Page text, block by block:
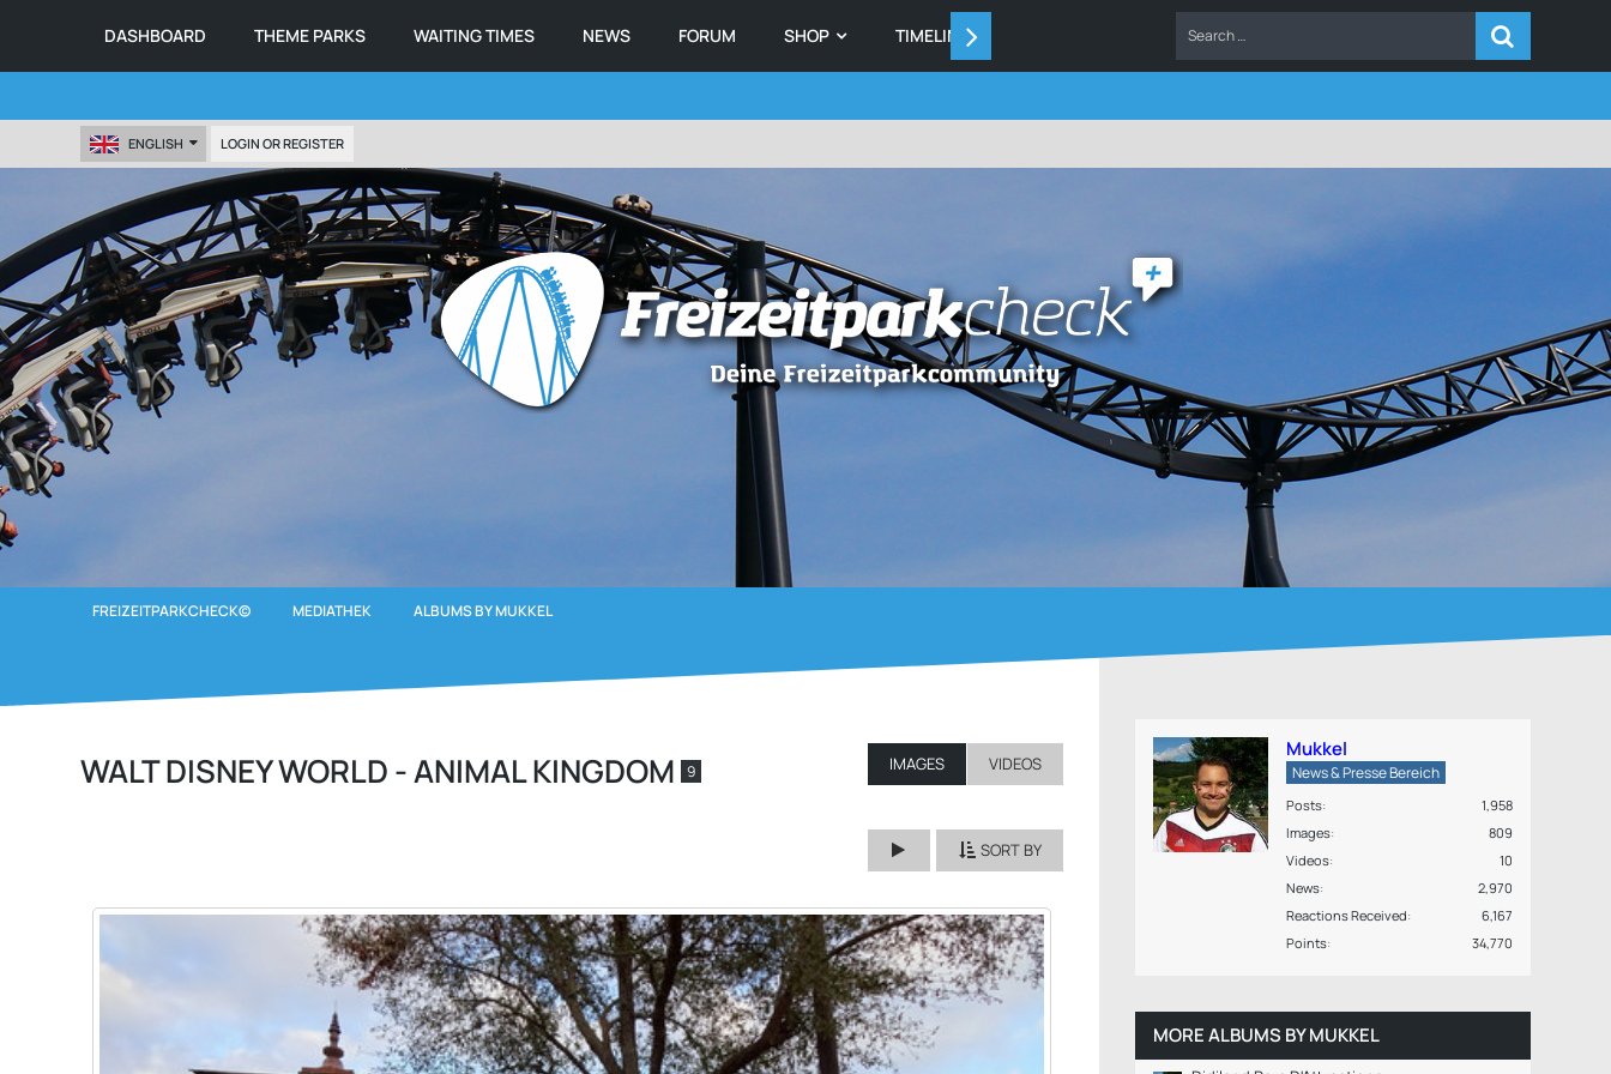
DASHBOARD THEME PARKS WAITING TIMES NEWS FORUM SHOP TIMELINE
ENGLISH LOGIN OR REGISTER
FREIZEITPARKCHECK© MEDIATHEK ALBUMS BY MUKKEL
WALT DISNEY WORLD - ANIMAL KINGDOM 9 IMAGES VIDEOS
SORT BY
Mukkel
News & Presse Bereich
Posts
1,958
Images
809
Videos
10
News
2,970
Reactions Received
6,167
Points
34,770
MORE ALBUMS BY MUKKEL